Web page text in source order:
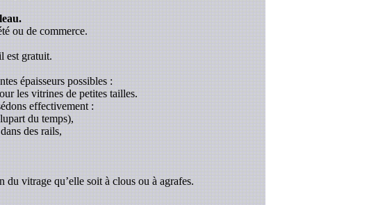
ou de commerce.
est gratuit.
épaisseurs possibles :
les vitrines de petites tailles.
effectivement :
du temps),
des rails,
vitrage qu’elle soit à clous ou à agrafes.